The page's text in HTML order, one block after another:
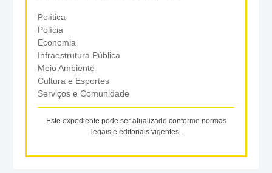
Política
Polícia
Economia
Infraestrutura Pública
Meio Ambiente
Cultura e Esportes
Serviços e Comunidade
Este expediente pode ser atualizado conforme normas
legais e editoriais vigentes.